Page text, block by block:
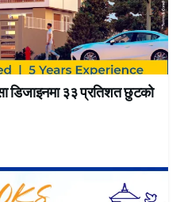
डिजाइनमा ३३ प्रतिशत छुटको